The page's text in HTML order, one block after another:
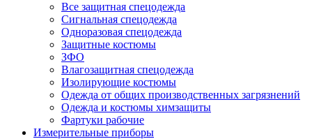
Все защитная спецодежда
Сигнальная спецодежда
Одноразовая спецодежда
Защитные костюмы
ЗФО
Влагозащитная спецодежда
Изолирующие костюмы
Одежда от общих производственных загрязнений
Одежда и костюмы химзащиты
Фартуки рабочие
Измерительные приборы